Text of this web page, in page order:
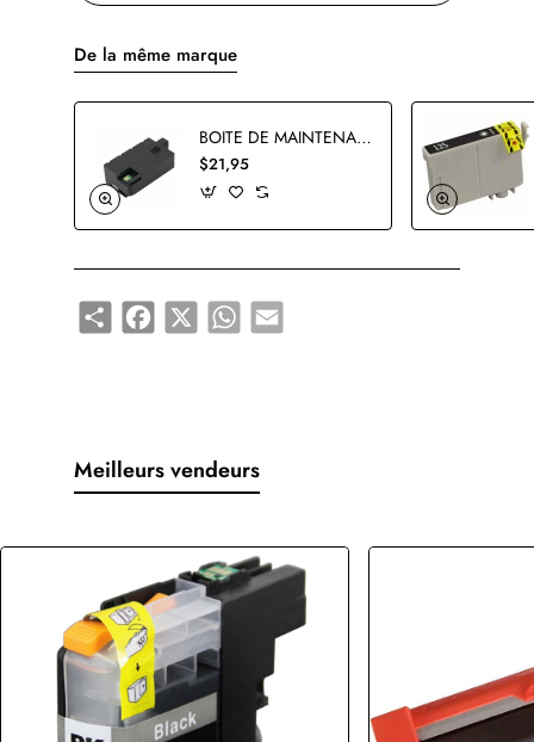
De la même marque
BOITE DE MAINTENANCE EPSON T3661 COMPATIBLE
$21,95
Share Facebook
X WhatsApp
Email
Meilleurs vendeurs